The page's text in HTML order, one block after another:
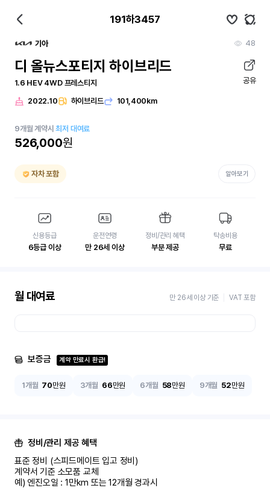
191하3457
기아 48
디 올뉴스포티지 하이브리드
1.6 HEV 4WD 프레스티지 공유
2022.10 하이브리드 101,400km
9개월 계약시최저 대여료
526,000원
자차 포함 알아보기
신용등급
6등급 이상
운전연령
만 26세 이상
정비/관리 혜택
부분 제공
탁송비용
무료
월 대여료 만 26세 이상 기준 VAT 포함
보증금 계약 만료시 환급!
1개월 70만원 3개월 66만원 6개월 58만원 9개월 52만원
정비/관리 제공 혜택
표준 정비 (스피드메이트 입고 정비)
계약서 기준 소모품 교체
예) 엔진오일 : 1만km 또는 12개월 경과시